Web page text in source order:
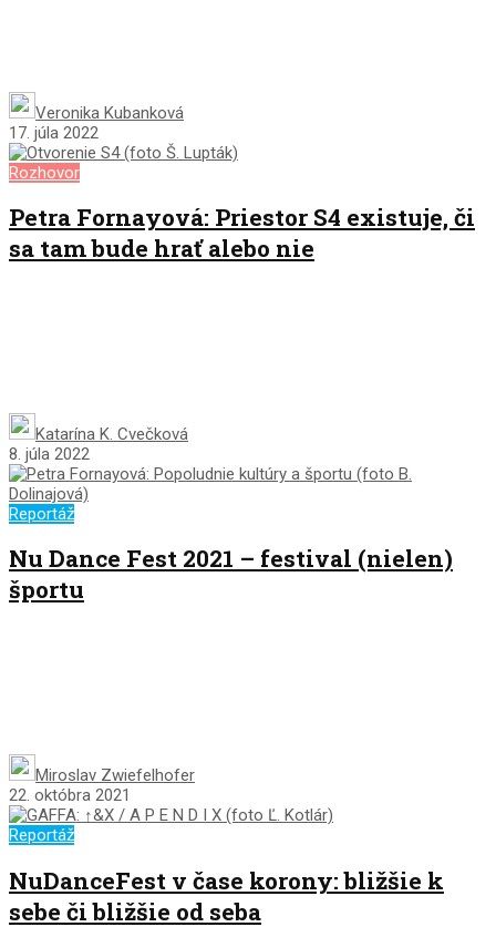
Veronika Kubanková
17. júla 2022
Rozhovor
Petra Fornayová: Priestor S4 existuje, či
sa tam bude hrať alebo nie
Katarína K. Cvečková
8. júla 2022
Reportáž
Nu Dance Fest 2021 – festival (nielen)
športu
Miroslav Zwiefelhofer
22. októbra 2021
Reportáž
NuDanceFest v čase korony: bližšie k
sebe či bližšie od seba